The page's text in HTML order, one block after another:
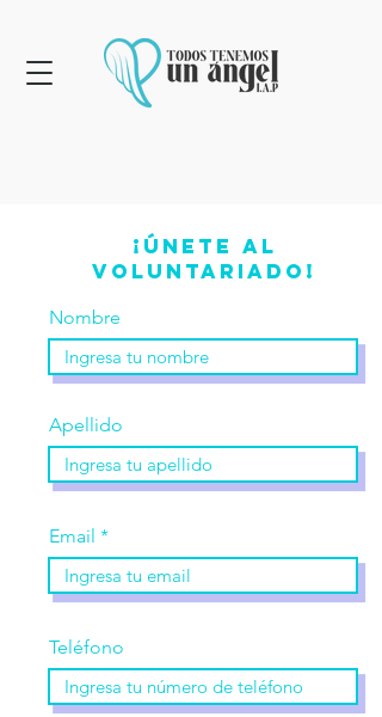
¡Únete al
voluntariado!
Nombre
Apellido
Email
Teléfono